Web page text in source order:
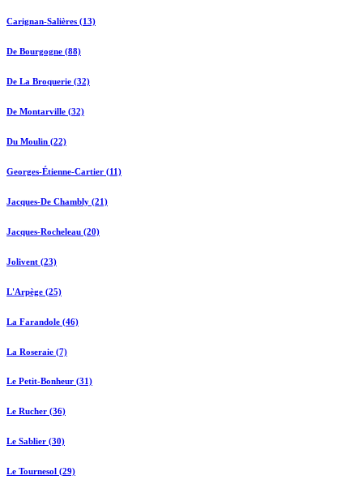
Carignan-Salières (13)
De Bourgogne (88)
De La Broquerie (32)
De Montarville (32)
Du Moulin (22)
Georges-Étienne-Cartier (11)
Jacques-De Chambly (21)
Jacques-Rocheleau (20)
Jolivent (23)
L'Arpège (25)
La Farandole (46)
La Roseraie (7)
Le Petit-Bonheur (31)
Le Rucher (36)
Le Sablier (30)
Le Tournesol (29)